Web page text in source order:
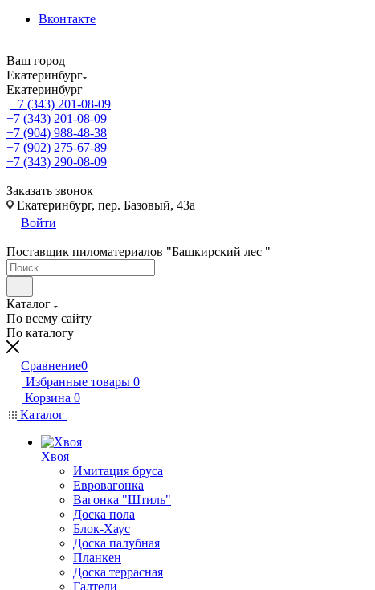
Вконтакте
Ваш город
Екатеринбург
Екатеринбург
+7 (343) 201-08-09
+7 (343) 201-08-09
+7 (904) 988-48-38
+7 (902) 275-67-89
+7 (343) 290-08-09
Заказать звонок
Екатеринбург, пер. Базовый, 43а
Войти
Поставщик пиломатериалов "Башкирский лес "
Каталог
По всему сайту
По каталогу
Сравнение0
Избранные товары 0
Корзина 0
Каталог
Хвоя
Имитация бруса
Евровагонка
Вагонка "Штиль"
Доска пола
Блок-Хаус
Доска палубная
Планкен
Доска террасная
Галтели